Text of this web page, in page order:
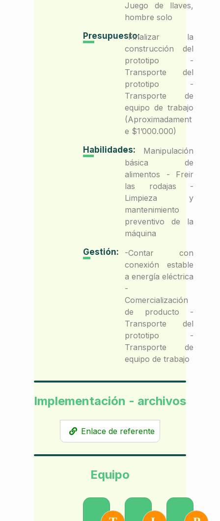
Juego de llaves,
hombre solo
Presupuesto:-Finalizar la
construcción del
prototipo -
Transporte del
prototipo -
Transporte de
equipo de trabajo
(Aproximadament
e $1’000.000)
Habilidades:- Manipulación
básica de
alimentos - Freir
las rodajas -
Limpieza y
mantenimiento
preventivo de la
máquina
Gestión:
-Contar con
conexión estable
a energía eléctrica
-
Comercialización
de producto -
Transporte del
prototipo -
Transporte de
equipo de trabajo
Implementación - archivos
Enlace de referente
Equipo